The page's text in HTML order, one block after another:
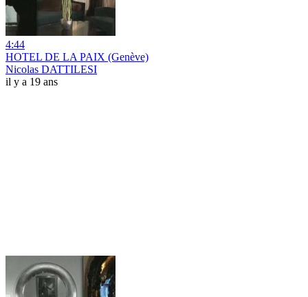
4:44
HOTEL DE LA PAIX (Genève)
Nicolas DATTILESI
il y a 19 ans